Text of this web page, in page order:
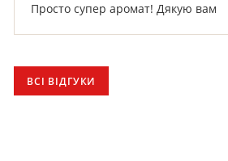
Просто супер аромат! Дякую вам
ВСІ ВІДГУКИ